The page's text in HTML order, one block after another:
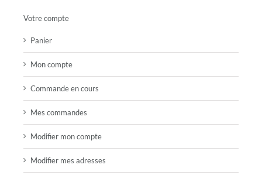
Votre compte
Panier
Mon compte
Commande en cours
Mes commandes
Modifier mon compte
Modifier mes adresses